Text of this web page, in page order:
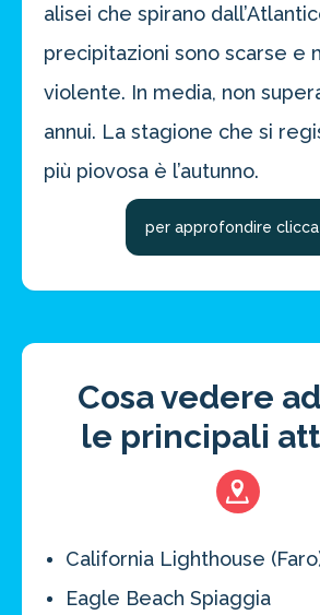
alisei che spirano
precipitazioni sono scarse e
violente. In media, non
annui. La stagione che si
più piovosa è l’autunno.
per approfondire clicca
Cosa vedere
le principali
California Lighthouse
Eagle Beach Spiaggia